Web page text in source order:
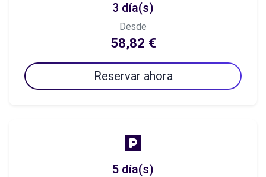
3 día(s)
Desde
58,82 €
Reservar ahora
5 día(s)